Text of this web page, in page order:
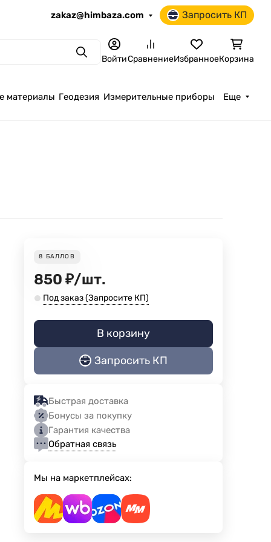
zakaz@himbaza.com Запросить КП
ПоискВойтиСравнениеИзбранноеКорзина
материалы Геодезия Измерительные приборы Еще
8 БАЛЛОВ
850 ₽/шт.
Под заказ (Запросите КП)
В корзину
Запросить КП
Быстрая доставка
Бонусы за покупку
Гарантия качества
Обратная связь
Мы на маркетплейсах: